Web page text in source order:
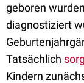
geboren
diagnostiziert
Tatsächlich
Kindern